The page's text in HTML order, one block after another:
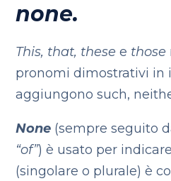
none.
This, that, these e those
pronomi dimostrativi in
aggiungono such,
None (sempre seguito
“of”) è usato per
(singolare o plurale) è